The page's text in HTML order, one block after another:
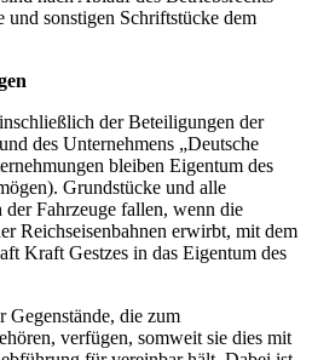
sonstigen Schriftstücke dem
der Beteiligungen der
des Unternehmens „Deutsche
bleiben Eigentum des
Grundstücke und alle
Fahrzeuge fallen, wenn die
Reichseisenbahnen erwirbt, mit dem
Kraft Gestzes in das Eigentum des
Gegenstände, die zum
verfügen, somweit sie dies mit